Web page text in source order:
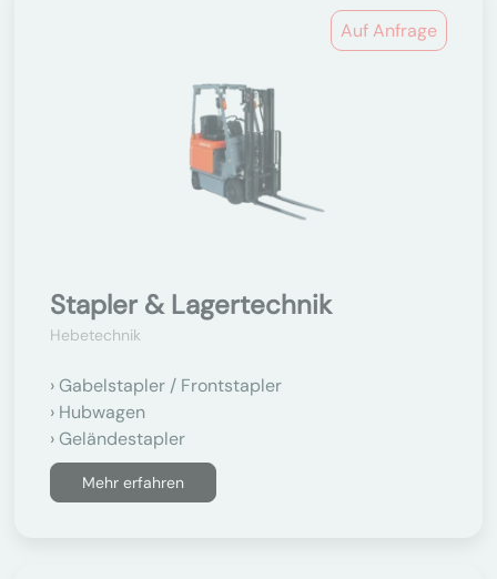
Auf Anfrage
Stapler & Lagertechnik
Hebetechnik
Gabelstapler / Frontstapler
Hubwagen
Geländestapler
Mehr erfahren